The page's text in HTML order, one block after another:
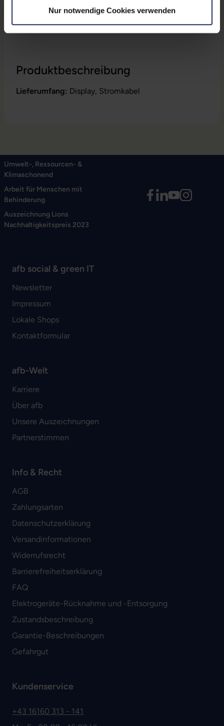
Nur notwendige Cookies verwenden
Produktbeschreibung
Lieferumfang: Display, Stromkabel
Maße (LxBxH): 21 x 55 x 48,9 mm
Gewicht: 5,53 kg
Umwelt-, Ressourcen- &
Klimaschonend
Arbeit für Menschen mit
Behinderung
Auszeichnung Lions
Nachhaltigkeitspreis 2023
afb social & green IT
Newsletter
Impressum
Lokale Shops
Kontaktformular
afb-Welt
Karriere
Über afb
Unsere Auszeichnungen
Partnerstimmen
Info & Recht
AGB
Zahlungsarten
Datenschutzerklärung
Versandinformationen
Widerrufsrecht
Barrierefreiheitserklärung
FAQ
Elektrogeräte-Rücknahme und -Entsorgung
Zustandsbeschreibung
Garantie-Beschreibungen
Gefahrgut
Kundenservice
+43 16160 313 - 141